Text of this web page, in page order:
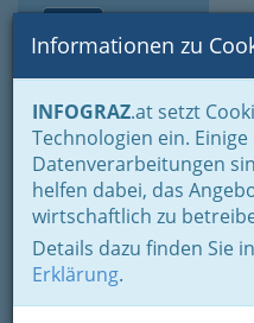
Informationen zu
INFOGRAZ.at setzt
Technologien ein. Einige
Datenverarbeitungen
helfen dabei, das
wirtschaftlich zu
Details dazu finden Sie
Erklärung.
Home Branchen
Gewerbe & Handwerk,
Baugerüste- &
Marius Cius
Thalstraße 14, 8051 Graz
+43 664 944 30 00